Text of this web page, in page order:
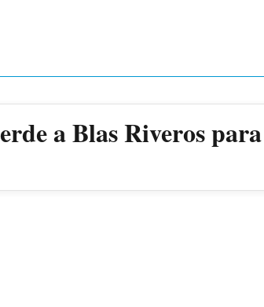
a Blas Riveros